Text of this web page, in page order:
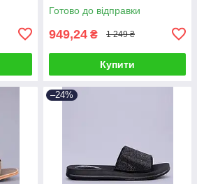
Готово до відправки
949,24 ₴ 1 249 ₴
Купити
–24%